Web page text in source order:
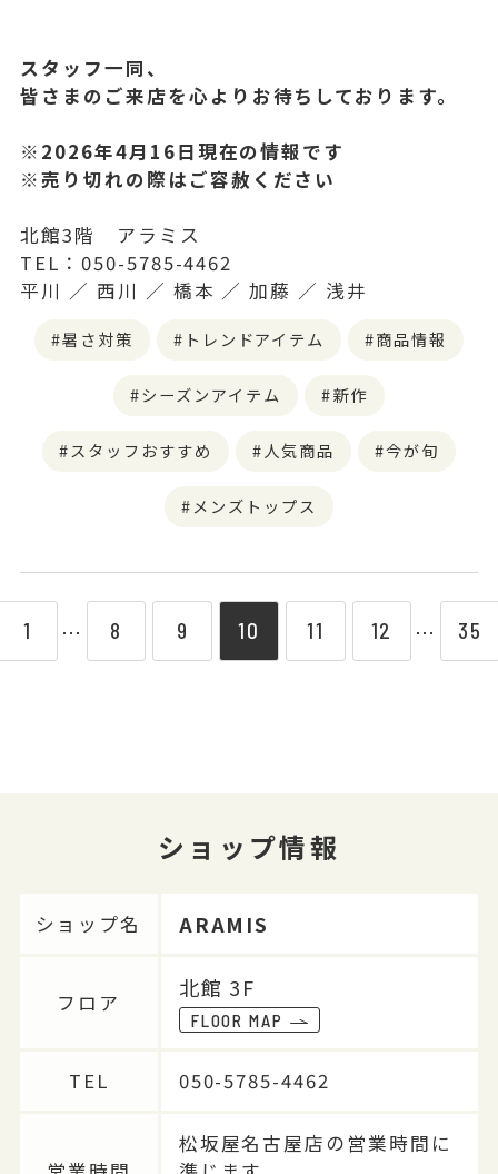
スタッフ一同、
皆さまのご来店を心よりお待ちしております。
※2026年4月16日現在の情報です
※売り切れの際はご容赦ください
北館3階 アラミス
TEL：050-5785-4462
平川 ／ 西川 ／ 橋本 ／ 加藤 ／ 浅井
暑さ対策 トレンドアイテム 商品情報
シーズンアイテム 新作
スタッフおすすめ 人気商品 今が旬
メンズトップス
1 ⋯ 8 9 10 11 12 ⋯ 35
ショップ情報
ショップ名 ARAMIS
フロア
北館 3F
FLOOR MAP
TEL 050-5785-4462
松坂屋名古屋店の営業時間に